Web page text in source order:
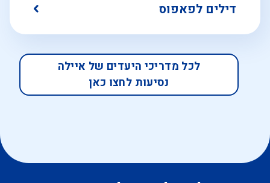
דילים לפאפוס
לכל מדריכי היעדים של איילה
נסיעות לחצו כאן